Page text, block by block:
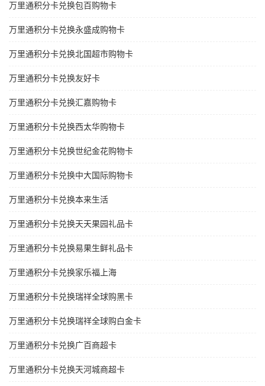
万里通积分卡兑换包百购物卡
万里通积分卡兑换永盛成购物卡
万里通积分卡兑换北国超市购物卡
万里通积分卡兑换友好卡
万里通积分卡兑换汇嘉购物卡
万里通积分卡兑换西太华购物卡
万里通积分卡兑换世纪金花购物卡
万里通积分卡兑换中大国际购物卡
万里通积分卡兑换本来生活
万里通积分卡兑换天天果园礼品卡
万里通积分卡兑换易果生鲜礼品卡
万里通积分卡兑换家乐福上海
万里通积分卡兑换瑞祥全球购黑卡
万里通积分卡兑换瑞祥全球购白金卡
万里通积分卡兑换广百商超卡
万里通积分卡兑换天河城商超卡